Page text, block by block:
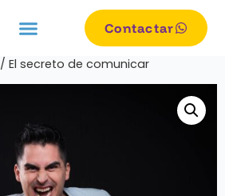
Contactar
/ El secreto de comunicar